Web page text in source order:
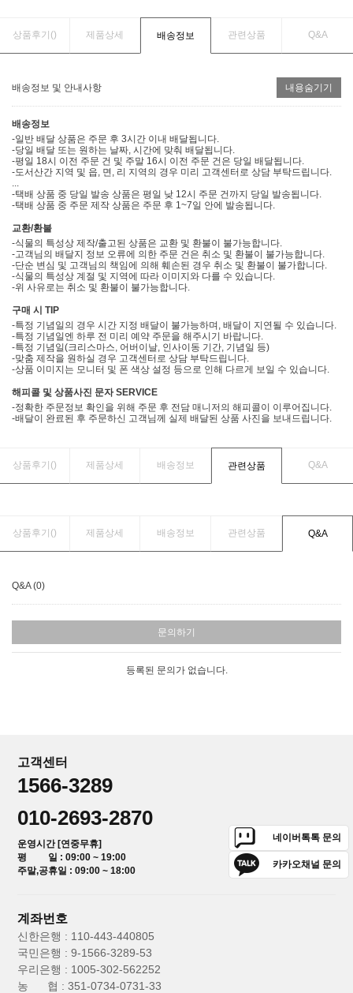
상품후기() 제품상세 배송정보 관련상품 Q&A
배송정보 및 안내사항 내용숨기기
배송정보
-일반 배달 상품은 주문 후 3시간 이내 배달됩니다.
-당일 배달 또는 원하는 날짜, 시간에 맞춰 배달됩니다.
-평일 18시 이전 주문 건 및 주말 16시 이전 주문 건은 당일 배달됩니다.
-도서산간 지역 및 읍, 면, 리 지역의 경우 미리 고객센터로 상담 부탁드립니다.
-택배 상품 중 당일 발송 상품은 평일 낮 12시 주문 건까지 당일 발송됩니다.
-택배 상품 중 주문 제작 상품은 주문 후 1~7일 안에 발송됩니다.
교환/환불
-식물의 특성상 제작/출고된 상품은 교환 및 환불이 불가능합니다.
-고객님의 배달지 정보 오류에 의한 주문 건은 취소 및 환불이 불가능합니다.
-단순 변심 및 고객님의 책임에 의해 훼손된 경우 취소 및 환불이 불가합니다.
-식물의 특성상 계절 및 지역에 따라 이미지와 다를 수 있습니다.
-위 사유로는 취소 및 환불이 불가능합니다.
구매 시 TIP
-특정 기념일의 경우 시간 지정 배달이 불가능하며, 배달이 지연될 수 있습니다.
-특정 기념일엔 하루 전 미리 예약 주문을 해주시기 바랍니다.
-특정 기념일(크리스마스, 어버이날, 인사이동 기간, 기념일 등)
-맞춤 제작을 원하실 경우 고객센터로 상담 부탁드립니다.
-상품 이미지는 모니터 및 폰 색상 설정 등으로 인해 다르게 보일 수 있습니다.
해피콜 및 상품사진 문자 SERVICE
-정확한 주문정보 확인을 위해 주문 후 전담 매니저의 해피콜이 이루어집니다.
-배달이 완료된 후 주문하신 고객님께 실제 배달된 상품 사진을 보내드립니다.
상품후기() 제품상세 배송정보 관련상품 Q&A
상품후기() 제품상세 배송정보 관련상품 Q&A
Q&A (0)
문의하기
등록된 문의가 없습니다.
고객센터
1566-3289
010-2693-2870
운영시간 [연중무휴]
평 일 : 09:00 ~ 19:00
주말,공휴일 : 09:00 ~ 18:00
네이버톡톡 문의
카카오채널 문의
계좌번호
신한은행 : 110-443-440805
국민은행 : 9-1566-3289-53
우리은행 : 1005-302-562252
농 협 : 351-0734-0731-33